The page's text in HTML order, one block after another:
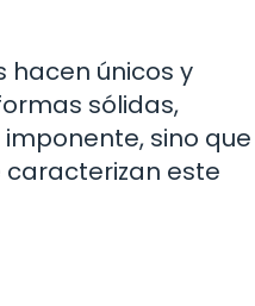
únicos y
sólidas,
sino que
este